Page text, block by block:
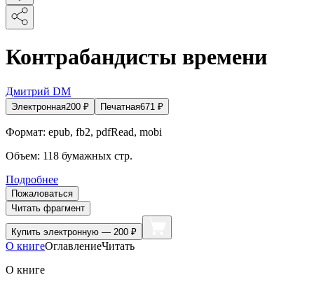
Контрабандисты времени
Дмитрий DM
Электронная200 ₽ Печатная671 ₽
Формат: epub, fb2, pdfRead, mobi
Объем: 118 бумажных стр.
Подробнее
Пожаловаться
Читать фрагмент
Купить электронную — 200 ₽
О книгеОглавлениеЧитать
О книге